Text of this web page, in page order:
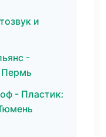
и
-
Пермь
- Пластик: